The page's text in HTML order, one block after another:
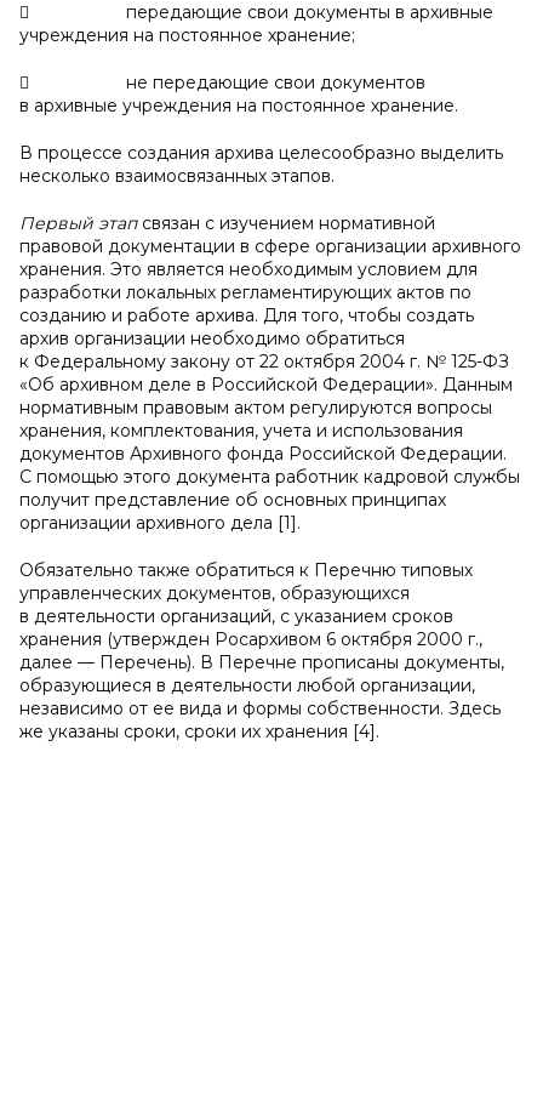
 передающие свои документы в архивные
учреждения на постоянное хранение;
 не передающие свои документов
в архивные учреждения на постоянное хранение.
В процессе создания архива целесообразно выделить
несколько взаимосвязанных этапов.
Первый этапсвязан с изучением нормативной
правовой документации в сфере организации архивного
хранения. Это является необходимым условием для
разработки локальных регламентирующих актов по
созданию и работе архива. Для того, чтобы создать
архив организации необходимо обратиться
к Федеральному закону от 22 октября 2004 г. № 125-ФЗ
«Об архивном деле в Российской Федерации». Данным
нормативным правовым актом регулируются вопросы
хранения, комплектования, учета и использования
документов Архивного фонда Российской Федерации.
С помощью этого документа работник кадровой службы
получит представление об основных принципах
организации архивного дела [1].
Обязательно также обратиться к Перечню типовых
управленческих документов, образующихся
в деятельности организаций, с указанием сроков
хранения (утвержден Росархивом 6 октября 2000 г.,
далее — Перечень). В Перечне прописаны документы,
образующиеся в деятельности любой организации,
независимо от ее вида и формы собственности. Здесь
же указаны сроки, сроки их хранения [4].